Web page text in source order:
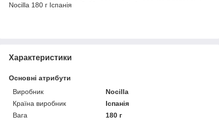
Nocilla 180 г Іспанія
Характеристики
Основні атрибути
Виробник
Nocilla
Країна виробник
Іспанія
Вага
180 г